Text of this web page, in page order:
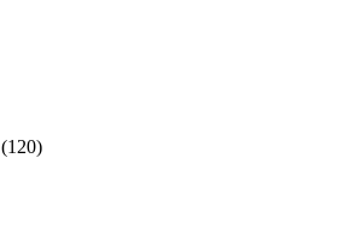
(120)